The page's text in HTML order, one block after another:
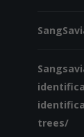
trees/